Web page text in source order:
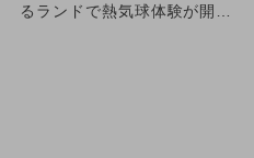
るランドで熱気球体験が開